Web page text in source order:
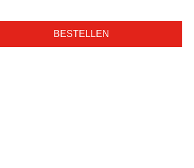
BESTELLEN